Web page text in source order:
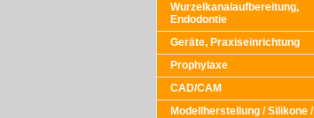
Wurzelkanalaufbereitung,
Endodontie
Geräte, Praxiseinrichtung
Prophylaxe
CAD/CAM
Modellherstellung / Silikone /